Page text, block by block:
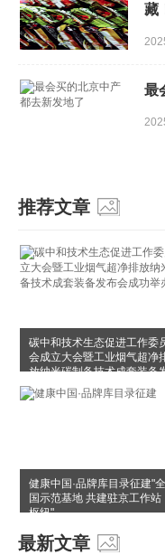
藏
最
推荐文章
碳中和技术生态促进工作委
会成立大会暨工业烟气超净
放纳米碳制备技术成套装备
布会成功举办
健康中国·品牌库目录征建"全
国示范基地 共建驻京工作站
枢纽"
最新文章